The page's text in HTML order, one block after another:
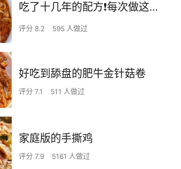
吃了十几年的配方❗️每次做这至少吃2碗
评分 8.2 595 人做过
好吃到舔盘的肥牛金针菇卷
评分 7.1 511 人做过
家庭版的手撕鸡
评分 7.9 5161 人做过